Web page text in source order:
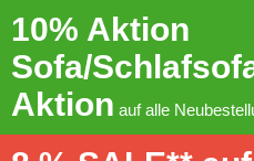
10% Aktion
Sofa/
Aktion auf alle